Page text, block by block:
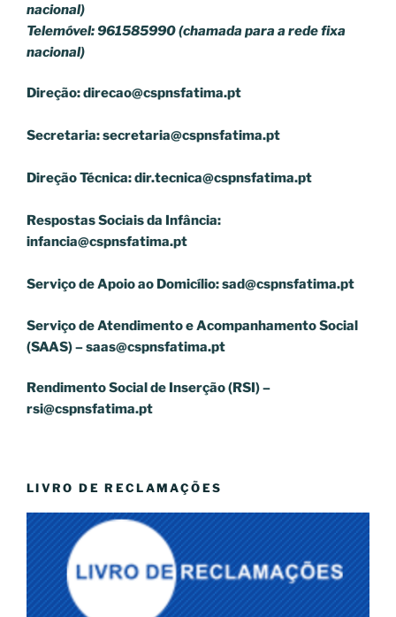
nacional)
Telemóvel: 961585990 (chamada para a rede fixa
nacional)
Direção:direcao@cspnsfatima.pt
Secretaria:secretaria@cspnsfatima.pt
Direção Técnica:dir.tecnica@cspnsfatima.pt
Respostas Sociais da Infância:
infancia@cspnsfatima.pt
Serviço de Apoio ao Domicílio:sad@cspnsfatima.pt
Serviço de Atendimento e Acompanhamento Social
(SAAS) –saas@cspnsfatima.pt
Rendimento Social de Inserção (RSI) –
rsi@cspnsfatima.pt
LIVRO DE RECLAMAÇÕES